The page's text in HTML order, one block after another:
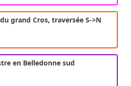
grand Cros, traversée S->N
en Belledonne sud